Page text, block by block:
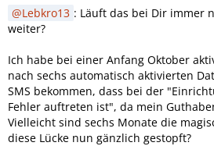
Lebkro13 : Läuft das bei Dir immer
weiter?
Ich habe bei einer Anfang Oktober
nach sechs automatisch aktivierten
SMS bekommen, dass bei der
Fehler auftreten ist", da mein
Vielleicht sind sechs Monate die
diese Lücke nun gänzlich gestopft?